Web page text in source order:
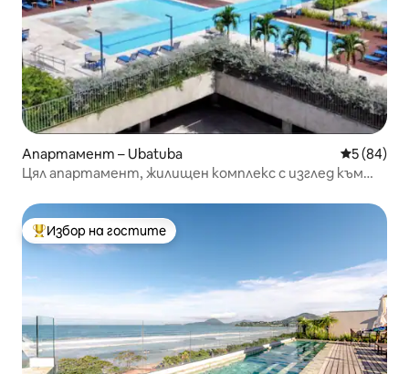
Апартамент – Ubatuba Средна
5 (84)
Цял апартамент, жилищен комплекс с изглед към
Най-популярен избор на гостите
Избор на гостите